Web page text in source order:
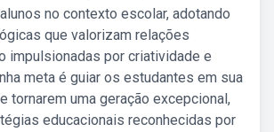
no contexto escolar, adotando
que valorizam relações
impulsionadas por criatividade e
meta é guiar os estudantes em sua
tornarem uma geração excepcional,
educacionais reconhecidas por